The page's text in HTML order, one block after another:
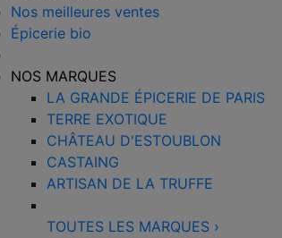
Nos meilleures ventes
Épicerie bio
NOS MARQUES
LA GRANDE ÉPICERIE DE PARIS
TERRE EXOTIQUE
CHÂTEAU D'ESTOUBLON
CASTAING
ARTISAN DE LA TRUFFE
TOUTES LES MARQUES ›